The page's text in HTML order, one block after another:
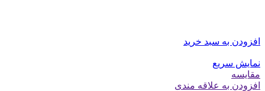
افزودن به سبد خرید
نمایش سریع
مقايسه
افزودن به علاقه مندی